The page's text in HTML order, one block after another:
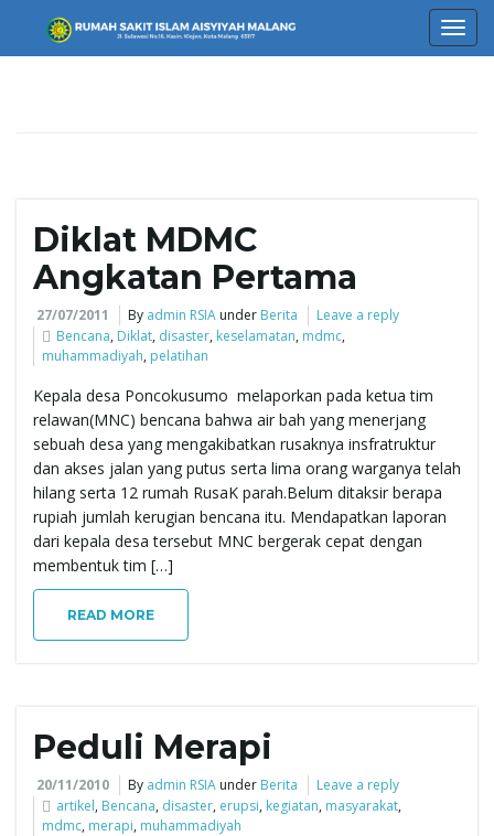
Diklat MDMC
Angkatan Pertama
27/07/2011 By admin RSIA under Berita
Leave a reply
Bencana, Diklat, disaster, keselamatan, mdmc,
muhammadiyah, pelatihan
Kepala desa Poncokusumo melaporkan pada ketua tim
relawan(MNC) bencana bahwa air bah yang menerjang
sebuah desa yang mengakibatkan rusaknya insfratruktur
dan akses jalan yang putus serta lima orang warganya telah
hilang serta 12 rumah RusaK parah.Belum ditaksir berapa
rupiah jumlah kerugian bencana itu. Mendapatkan laporan
dari kepala desa tersebut MNC bergerak cepat dengan
membentuk tim […]
READ MORE
Peduli Merapi
20/11/2010 By admin RSIA under Berita
Leave a reply
artikel, Bencana, disaster, erupsi, kegiatan, masyarakat,
mdmc, merapi, muhammadiyah